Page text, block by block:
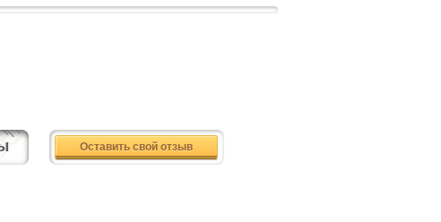
Оставить свой отзыв